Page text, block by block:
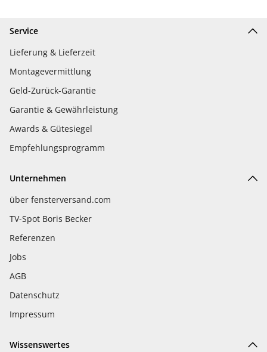
Service
Lieferung & Lieferzeit
Montagevermittlung
Geld-Zurück-Garantie
Garantie & Gewährleistung
Awards & Gütesiegel
Empfehlungsprogramm
Unternehmen
über fensterversand.com
TV-Spot Boris Becker
Referenzen
Jobs
AGB
Datenschutz
Impressum
Wissenswertes